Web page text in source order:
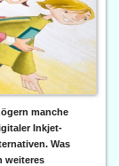
manche
Inkjet-
Was
weiteres